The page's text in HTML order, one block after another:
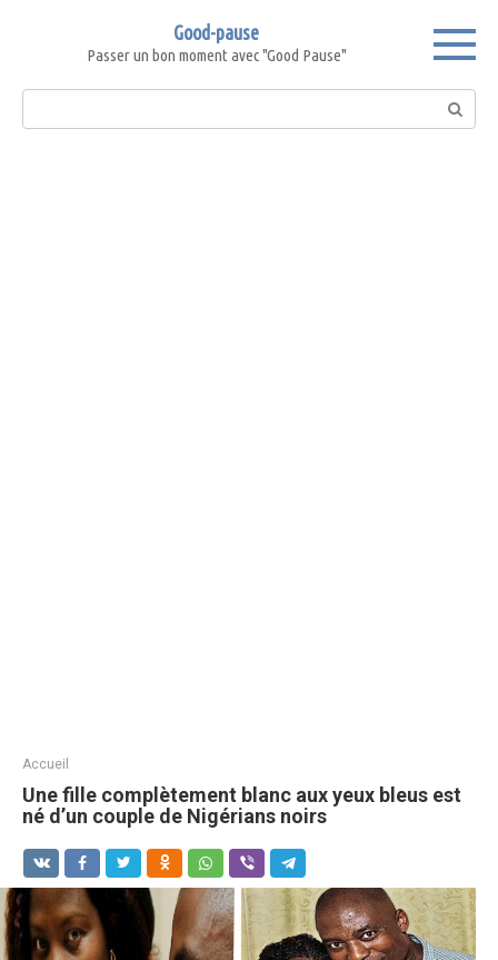
Good-pause
Passer un bon moment avec "Good Pause"
Search:
Accueil
Une fille complètement blanc aux yeux bleus est
né d’un couple de Nigérians noirs